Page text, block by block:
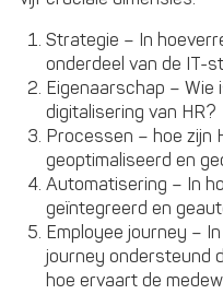
Strategie – In
onderdeel van de IT-
Eigenaarschap – Wie
digitalisering van HR?
Processen – hoe zijn
geoptimaliseerd en
Automatisering – In
geïntegreerd en
Employee journey –
journey ondersteund
hoe ervaart de